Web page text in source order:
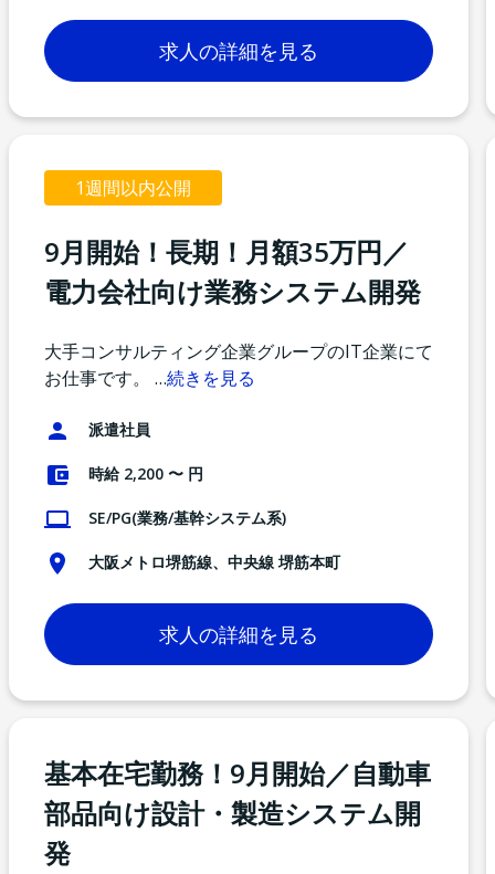
求人の詳細を見る
1週間以内公開
9月開始！長期！月額35万円／
電力会社向け業務システム開発
大手コンサルティング企業グループのIT企業にて
お仕事です。 …続きを見る
派遣社員
時給 2,200 〜 円
SE/PG(業務/基幹システム系)
大阪メトロ堺筋線、中央線 堺筋本町
求人の詳細を見る
基本在宅勤務！9月開始／自動車
部品向け設計・製造システム開
発